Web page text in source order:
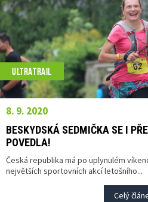
ULTRATRAIL
8. 9. 2020
BESKYDSKÁ SEDMIČKA SE I
POVEDLA!
Česká republika má po uplynulém
největších sportovních akcí letošního...
Celý